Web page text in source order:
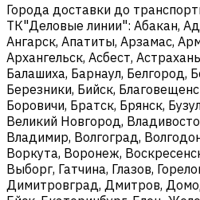
Города доставки до
ТК"Деловые линии": Абакан,
Ангарск, Апатиты, Арзамас,
Архангельск, Асбест,
Балашиха, Барнаул, Белгород,
Березники, Бийск,
Боровичи, Братск, Брянск,
Великий Новгород,
Владимир, Волгоград,
Воркута, Воронеж,
Выборг, Гатчина, Глазов,
Димитровград, Дмитров,